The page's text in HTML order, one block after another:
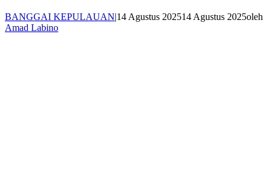
BANGGAI KEPULAUAN|14 Agustus 202514 Agustus 2025oleh
Amad Labino